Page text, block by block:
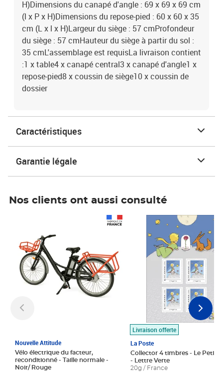
H)Dimensions du canapé d'angle : 69 x 69 x 69 cm
(l x P x H)Dimensions du repose-pied : 60 x 60 x 35
cm (L x l x H)Largeur du siège : 57 cmProfondeur
du siège : 57 cmHauteur du siège à partir du sol :
35 cmL'assemblage est requisLa livraison contient
:1 x table4 x canapé central3 x canapé d'angle1 x
repose-pied8 x coussin de siège10 x coussin de
dossier
Caractéristiques
Garantie légale
Nos clients ont aussi consulté
Nouvelle Attitude
Vélo électrique du facteur,
reconditionné - Taille normale -
Noir/ Rouge
Livraison offerte
La Poste
Collector 4 timbres - Le Petit
- Lettre Verte
20g / France
Prix 7,50€